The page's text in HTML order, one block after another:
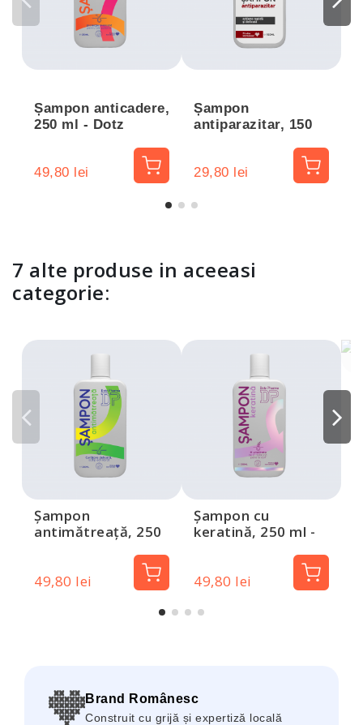
Șampon anticadere,
250 ml - Dotz
49,80 lei
Șampon
antiparazitar, 150
29,80 lei
7 alte produse in aceeasi
categorie:
Șampon
antimătreață, 250
49,80 lei
Șampon cu
keratină, 250 ml -
49,80 lei
Brand Românesc
Construit cu grijă și expertiză locală